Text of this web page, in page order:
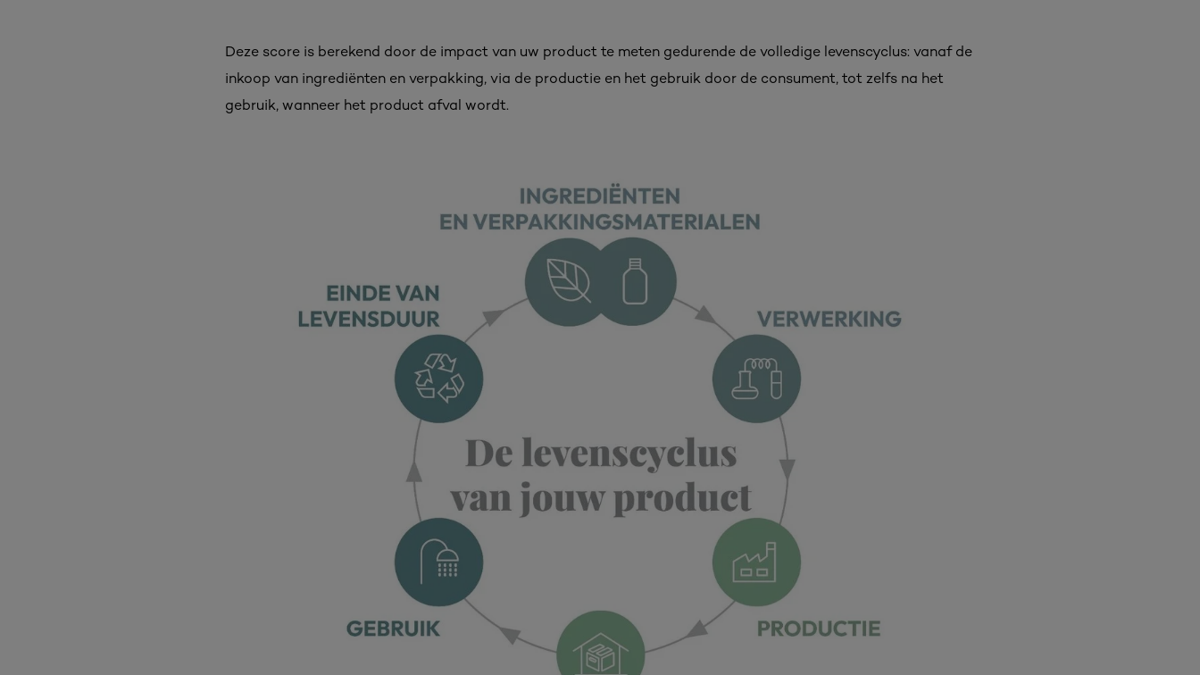
Deze score is berekend door de impact van uw product te meten gedurende de volledige levenscyclus: vanaf de
inkoop van ingrediënten en verpakking, via de productie en het gebruik door de consument, tot zelfs na het
gebruik, wanneer het product afval wordt.​